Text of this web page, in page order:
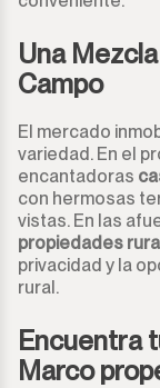
Una
Campo
El mercado
variedad. En el
encantadoras
con hermosas
vistas. En las
propiedades
privacidad y la
rural.
Encuentra
Marco